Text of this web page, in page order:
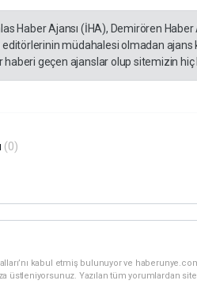
Haber Ajansı (İHA), Demirören
müdahalesi olmadan ajans
geçen ajanslar olup sitemizin hiç
(0)
kabul etmiş bulunuyor ve
üstleniyorsunuz. Yazılan tüm yorumlardan